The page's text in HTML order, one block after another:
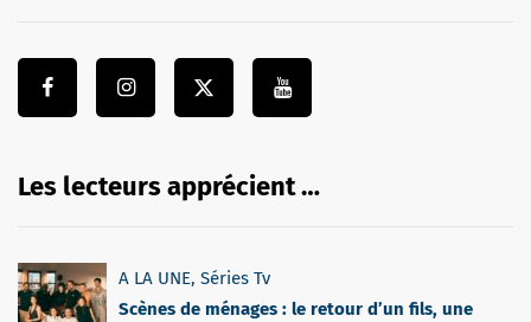
Les lecteurs apprécient …
A LA UNE, Séries Tv
Scènes de ménages : le retour d’un fils, une